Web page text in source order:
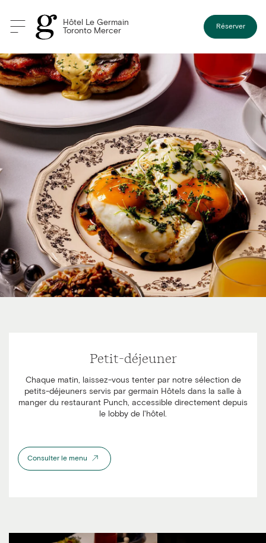
Hôtel Le Germain
Toronto Mercer
Réserver
Petit-déjeuner
Chaque matin, laissez-vous tenter par notre sélection de
petits-déjeuners servis par germain Hôtels dans la salle à
manger du restaurant Punch, accessible directement depuis
le lobby de l'hôtel.
Consulter le menu